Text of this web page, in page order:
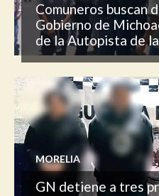
Comuneros buscan
Gobierno de
de la Autopista de
MORELIA
GN detiene a tres